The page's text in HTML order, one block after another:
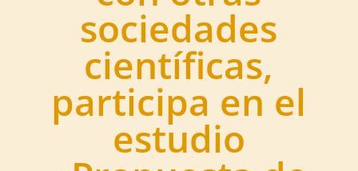
sociedades
científicas,
participa en el
estudio